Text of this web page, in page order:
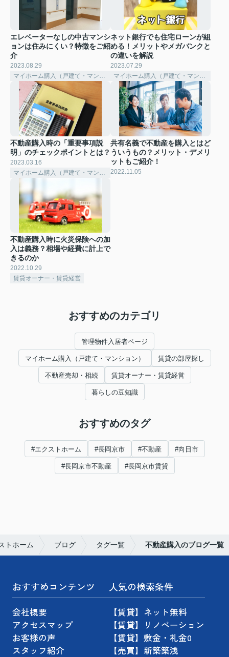
エレベーターなしの中古マンシ
ョンは住みにくい？特徴をご紹
介
2023.08.29
マイホーム購入（戸建て・マンション）
ネット銀行でも住宅ローンが組
める！メリットやメガバンクと
の違いを解説
2023.07.29
マイホーム購入（戸建て・マンション）
不動産購入時の「重要事項説
明」のチェックポイントとは？
2023.03.16
マイホーム購入（戸建て・マンション）
共有名義で不動産を購入とはど
ういうもの？メリット・デメリ
ットもご紹介！
2022.11.05
不動産購入時に火災保険への加
入は義務？相場や経費に計上で
きるのか
2022.10.29
賃貸オーナー・賃貸経営
おすすめのカテゴリ
管理物件入居者ページ
マイホーム購入（戸建て・マンション） 賃貸の部屋探し
不動産売却・相続 賃貸オーナー・賃貸経営
暮らしの豆知識
おすすめのタグ
#エクストホーム #長岡京市 #不動産 #向日市
#長岡京市不動産 #長岡京市賃貸
トホーム ブログ タグ一覧 不動産購入のブログ一覧
おすすめコンテンツ
会社概要
アクセスマップ
お客様の声
スタッフ紹介
人気の検索条件
【賃貸】ネット無料
【賃貸】リノベーション
【賃貸】敷金・礼金0
【売買】新築築浅